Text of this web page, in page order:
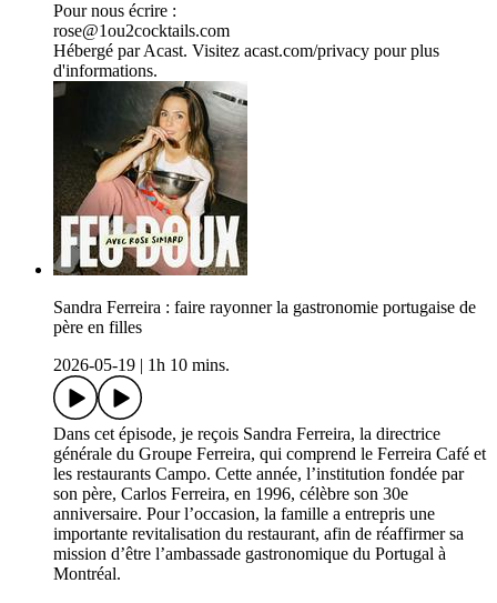
Pour nous écrire :
rose@1ou2cocktails.com
Hébergé par Acast. Visitez acast.com/privacy pour plus
d'informations.
Sandra Ferreira : faire rayonner la gastronomie portugaise de
père en filles
2026-05-19
1h 10 mins.
Dans cet épisode, je reçois Sandra Ferreira, la directrice
générale du Groupe Ferreira, qui comprend le Ferreira Café et
les restaurants Campo. Cette année, l’institution fondée par
son père, Carlos Ferreira, en 1996, célèbre son 30e
anniversaire. Pour l’occasion, la famille a entrepris une
importante revitalisation du restaurant, afin de réaffirmer sa
mission d’être l’ambassade gastronomique du Portugal à
Montréal.